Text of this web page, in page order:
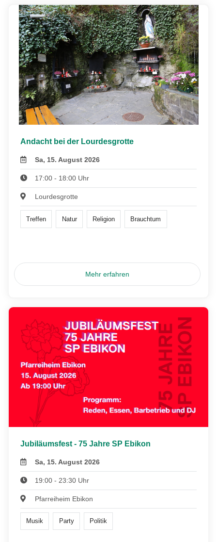
Andacht bei der Lourdesgrotte
Sa, 15. August 2026
17:00 - 18:00 Uhr
Lourdesgrotte
Treffen Natur Religion Brauchtum
Mehr erfahren
Jubiläumsfest - 75 Jahre SP Ebikon
Sa, 15. August 2026
19:00 - 23:30 Uhr
Pfarreiheim Ebikon
Musik Party Politik